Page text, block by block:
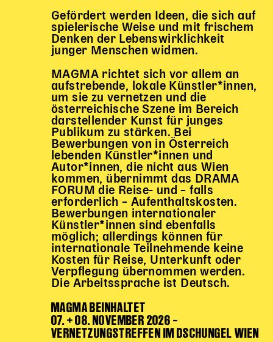
DIGITALE BÜHNE
Gl!tch4
House of Hybrid Rebels
HAUS
Über Uns
Unser Blog
Künstler*innen 2025/26
Bühnen + Studios
Leitlinien
Kulturpatenschaft
Partner*innen
20 Jahre Dschungel Wien
SERVICE
Karten + Preise
Gefördert werden Ideen, die sich auf
spielerische Weise und mit frischem
Denken der Lebenswirklichkeit
junger Menschen widmen.
MAGMA richtet sich vor allem an
aufstrebende, lokale Künstler*innen,
um sie zu vernetzen und die
österreichische Szene im Bereich
darstellender Kunst für junges
Publikum zu stärken. Bei
Bewerbungen von in Österreich
lebenden Künstler*innen und
Autor*innen, die nicht aus Wien
kommen, übernimmt das DRAMA
FORUM die Reise- und – falls
erforderlich – Aufenthaltskosten.
Bewerbungen internationaler
Künstler*innen sind ebenfalls
möglich; allerdings können für
internationale Teilnehmende keine
Kosten für Reise, Unterkunft oder
Verpflegung übernommen werden.
Die Arbeitssprache ist Deutsch.
MAGMA BEINHALTET
07. + 08. NOVEMBER 2026 –
VERNETZUNGSTREFFEN IM DSCHUNGEL WIEN